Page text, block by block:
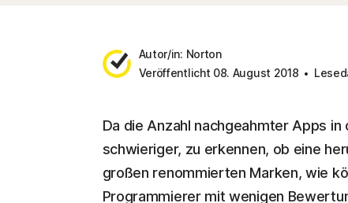
Autor/in: Norton
Veröffentlicht 08. August 2018
Da die Anzahl nachgeahmter Apps
schwieriger, zu erkennen, ob eine
großen renommierten Marken, wie
Programmierer mit wenigen